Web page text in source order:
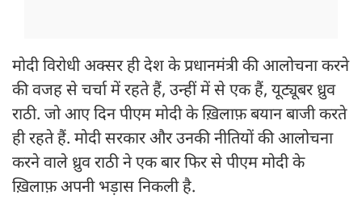
मोदी विरोधी अक्सर ही देश के प्रधानमंत्री की आलोचना करने
की वजह से चर्चा में रहते हैं, उन्हीं में से एक हैं, यूट्यूबर ध्रुव
राठी. जो आए दिन पीएम मोदी के ख़िलाफ़ बयान बाजी करते
ही रहते हैं. मोदी सरकार और उनकी नीतियों की आलोचना
करने वाले ध्रुव राठी ने एक बार फिर से पीएम मोदी के
ख़िलाफ़ अपनी भड़ास निकली है.